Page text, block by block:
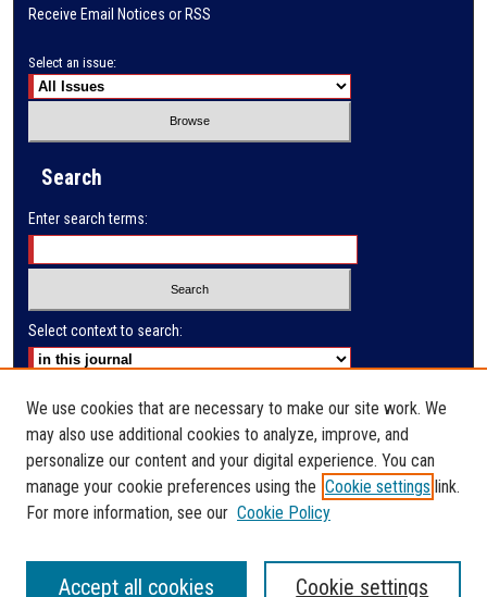
Receive Email Notices or RSS
Select an issue:
Search
Enter search terms:
Select context to search:
Advanced Search
E-ISSN: 2791-285X
PRINT ISSN: 2523-9732
We use cookies that are necessary to make our site work. We
may also use additional cookies to analyze, improve, and
personalize our content and your digital experience. You can
manage your cookie preferences using the Cookie settings link.
For more information, see our Cookie Policy
Cookie settings
Accept all cookies